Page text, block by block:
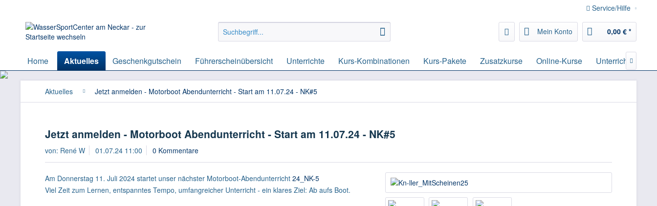
Service/Hilfe
Mein Konto 0,00 € *
Home Aktuelles Geschenkgutschein Führerscheinübersicht Unterrichte Kurs-Kombinationen Kurs-Pakete Zusatzkurse Online-Kurse 
Aktuelles Jetzt anmelden - Motorboot Abendunterricht - Start am 11.07.24 - NK#5
Jetzt anmelden - Motorboot Abendunterricht - Start am 11.07.24 - NK#5
von: René W 01.07.24 11:00 0 Kommentare
Am Donnerstag 11. Juli 2024 startet unser nächster Motorboot-Abendunterricht 24_NK-5
Viel Zeit zum Lernen, entspanntes Tempo, umfangreicher Unterricht - ein klares Ziel: Ab aufs Boot.